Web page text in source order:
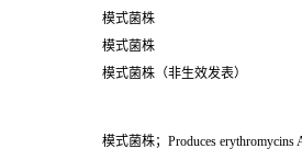
模式菌株
模式菌株
模式菌株（非生效发表）
模式菌株；Produces erythromycins